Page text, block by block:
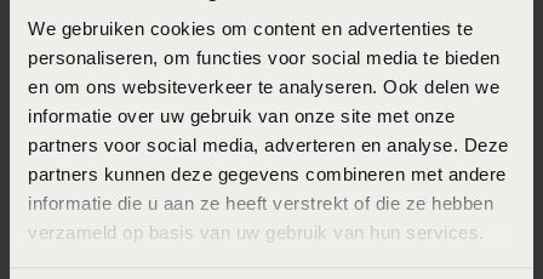
We gebruiken cookies om content en advertenties te
personaliseren, om functies voor social media te bieden
en om ons websiteverkeer te analyseren. Ook delen we
informatie over uw gebruik van onze site met onze
partners voor social media, adverteren en analyse. Deze
partners kunnen deze gegevens combineren met andere
informatie die u aan ze heeft verstrekt of die ze hebben
verzameld op basis van uw gebruik van hun services.
Jersey
Specifiek materiaal
97% Katoen, 3% elestan
Afwerking
Elastiek rondom